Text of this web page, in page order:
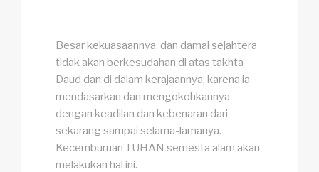
Besar kekuasaannya, dan damai sejahtera
tidak akan berkesudahan di atas takhta
Daud dan di dalam kerajaannya, karena ia
mendasarkan dan mengokohkannya
dengan keadilan dan kebenaran dari
sekarang sampai selama-lamanya.
Kecemburuan TUHAN semesta alam akan
melakukan hal ini.